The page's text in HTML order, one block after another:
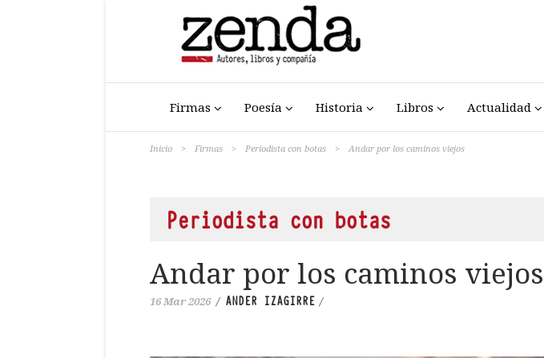
Firmas Poesía Historia Libros Actualidad
Inicio > Firmas > Periodista con botas > Andar por los caminos viejos
Periodista con botas
Andar por los caminos viejos
16 Mar 2026 / ANDER IZAGIRRE /